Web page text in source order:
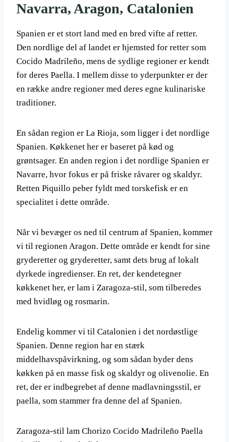
Navarra, Aragon, Catalonien
Spanien er et stort land med en bred vifte af retter.
Den nordlige del af landet er hjemsted for retter som
Cocido Madrileño, mens de sydlige regioner er kendt
for deres Paella. I mellem disse to yderpunkter er der
en række andre regioner med deres egne kulinariske
traditioner.
En sådan region er La Rioja, som ligger i det nordlige
Spanien. Køkkenet her er baseret på kød og
grøntsager. En anden region i det nordlige Spanien er
Navarre, hvor fokus er på friske råvarer og skaldyr.
Retten Piquillo peber fyldt med torskefisk er en
specialitet i dette område.
Når vi bevæger os ned til centrum af Spanien, kommer
vi til regionen Aragon. Dette område er kendt for sine
gryderetter og gryderetter, samt dets brug af lokalt
dyrkede ingredienser. En ret, der kendetegner
køkkenet her, er lam i Zaragoza-stil, som tilberedes
med hvidløg og rosmarin.
Endelig kommer vi til Catalonien i det nordøstlige
Spanien. Denne region har en stærk
middelhavspåvirkning, og som sådan byder dens
køkken på en masse fisk og skaldyr og olivenolie. En
ret, der er indbegrebet af denne madlavningsstil, er
paella, som stammer fra denne del af Spanien.
Zaragoza-stil lam Chorizo Cocido Madrileño Paella